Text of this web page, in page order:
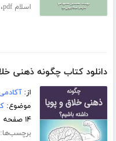
اسلام pdf
،
دانلود کتاب چگونه ذهنی
از:
موضوع:
۱۴ صفحه
برچسب‌ها: